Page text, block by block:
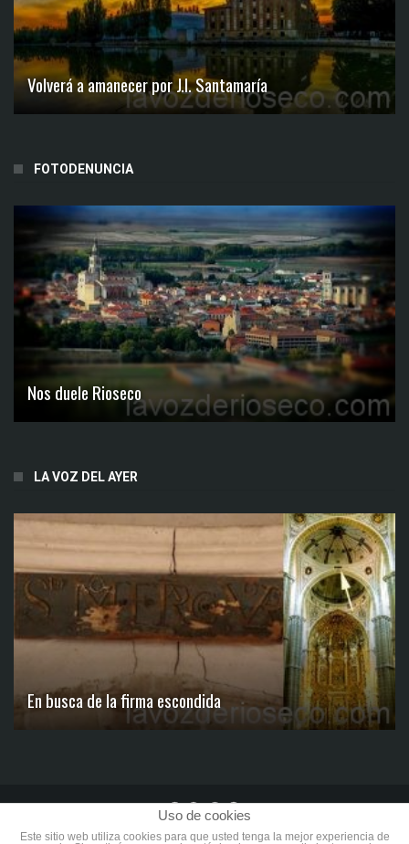
Volverá a amanecer por J.I. Santamaría
FOTODENUNCIA
Nos duele Rioseco
LA VOZ DEL AYER
En busca de la firma escondida
Aviso Legal Política de Privacidad Términos de Uso
Uso de cookies
Este sitio web utiliza cookies para que usted tenga la mejor experiencia de